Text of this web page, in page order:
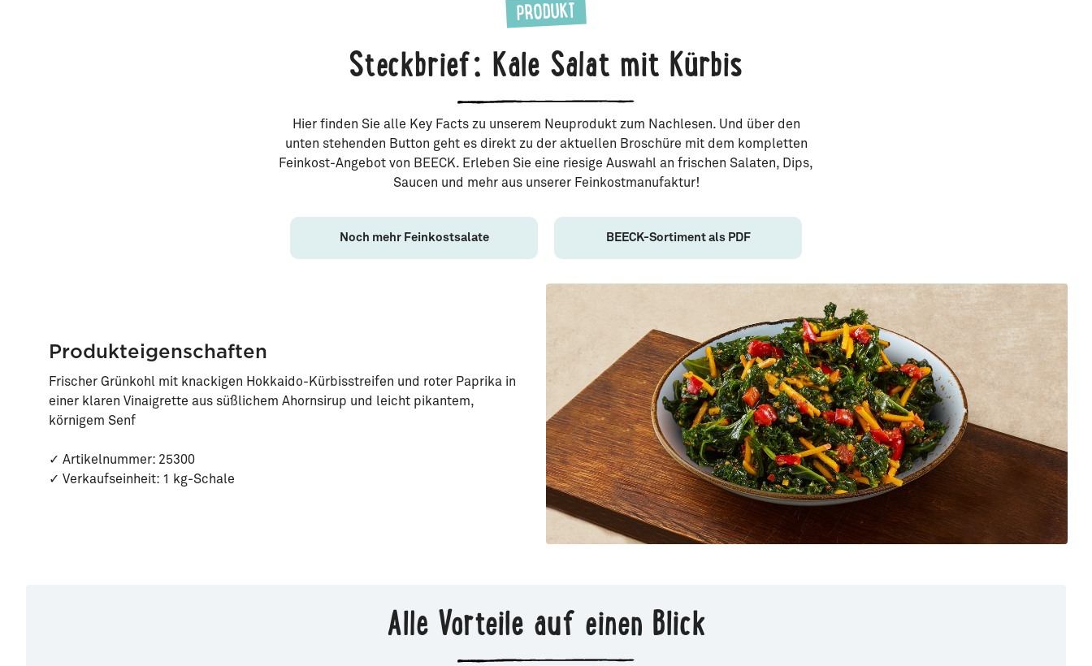
PRODUKT
Steckbrief: Kale Salat mit Kürbis
Hier finden Sie alle Key Facts zu unserem Neuprodukt zum Nachlesen. Und über den
unten stehenden Button geht es direkt zu der aktuellen Broschüre mit dem kompletten
Feinkost-Angebot von BEECK. Erleben Sie eine riesige Auswahl an frischen Salaten, Dips,
Saucen und mehr aus unserer Feinkostmanufaktur!
Noch mehr Feinkostsalate BEECK-Sortiment als PDF
Produkteigenschaften
Frischer Grünkohl mit knackigen Hokkaido-Kürbisstreifen und roter Paprika in
einer klaren Vinaigrette aus süßlichem Ahornsirup und leicht pikantem,
körnigem Senf
✓ Artikelnummer: 25300
✓ Verkaufseinheit: 1 kg-Schale
Alle Vorteile auf einen Blick